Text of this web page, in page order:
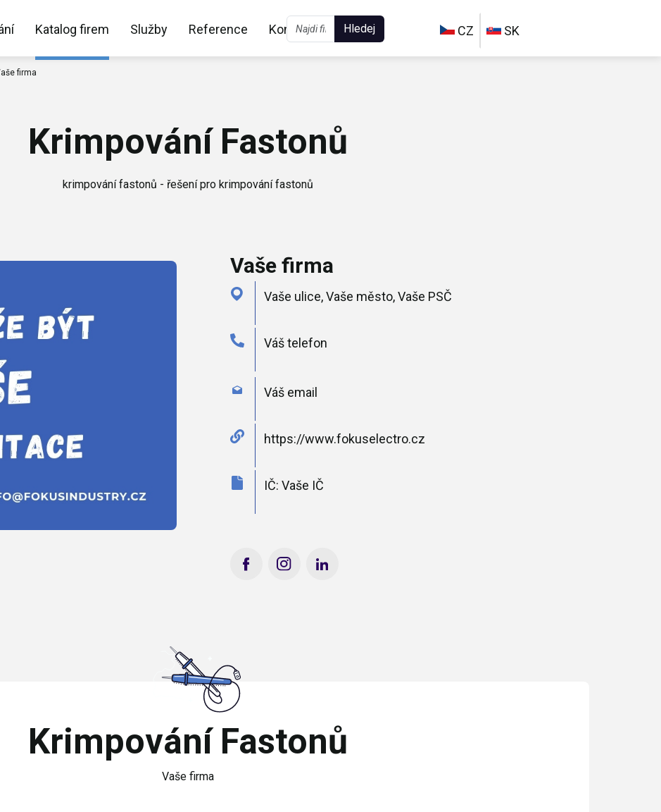
Katalog firem Služby Reference Kontakt Hledej CZ SK
firma
Krimpování Fastonů
krimpování fastonů - řešení pro krimpování fastonů
Vaše firma
Vaše ulice, Vaše město, Vaše PSČ
Váš telefon
Váš email
https://www.fokuselectro.cz
IČ: Vaše IČ
Krimpování Fastonů
Vaše firma